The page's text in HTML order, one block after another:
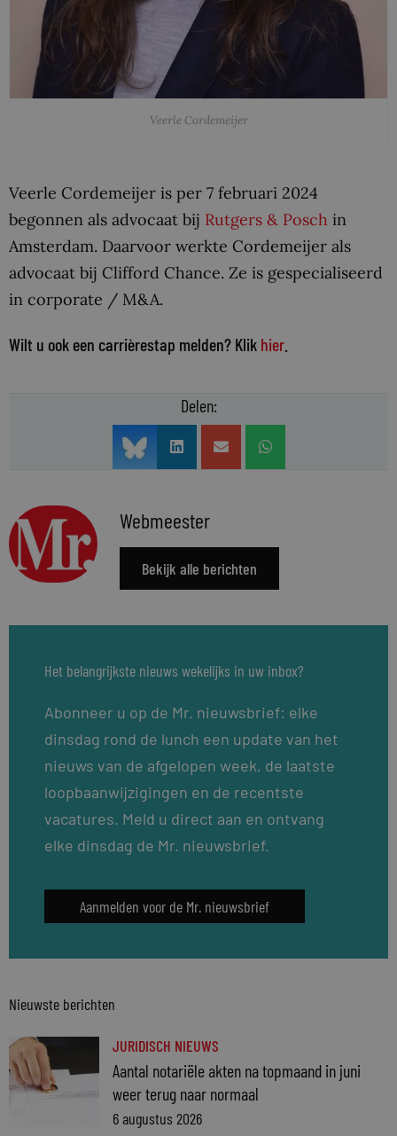
Veerle Cordemeijer
Veerle Cordemeijer is per 7 februari 2024
begonnen als advocaat bij Rutgers & Posch in
Amsterdam. Daarvoor werkte Cordemeijer als
advocaat bij Clifford Chance. Ze is gespecialiseerd
in corporate / M&A.
Wilt u ook een carrièrestap melden? Klik hier
Delen:
Webmeester
Bekijk alle berichten
Het belangrijkste nieuws wekelijks in uw inbox?
Abonneer u op de Mr. nieuwsbrief: elke
dinsdag rond de lunch een update van het
nieuws van de afgelopen week, de laatste
loopbaanwijzigingen en de recentste
vacatures. Meld u direct aan en ontvang
elke dinsdag de Mr. nieuwsbrief.
Aanmelden voor de Mr. nieuwsbrief
Nieuwste berichten
JURIDISCH NIEUWS
Aantal notariële akten na topmaand in juni
weer terug naar normaal
6 augustus 2026